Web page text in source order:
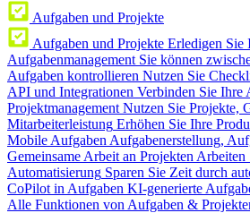
Aufgaben und Projekte
Aufgaben und Projekte Erledigen Sie
Aufgabenmanagement Sie können
Aufgaben kontrollieren Nutzen Sie
API und Integrationen Verbinden Sie Ihre
Projektmanagement Nutzen Sie Projekte,
Mitarbeiterleistung Erhöhen Sie Ihre
Mobile Aufgaben Aufgabenerstellung,
Gemeinsame Arbeit an Projekten Arbeiten
Automatisierung Sparen Sie Zeit durch
CoPilot in Aufgaben KI-generierte
Alle Funktionen von Aufgaben &